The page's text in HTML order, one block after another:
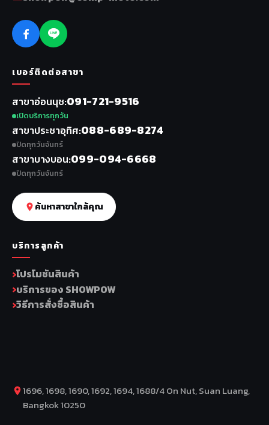
เบอร์ติดต่อสาขา
สาขาอ่อนนุช 091-721-9516
เปิดบริการทุกวัน
สาขาประชาอุทิศ 088-689-8274
ปิดทุกวันจันทร์
สาขาบางบอน 099-094-6668
ปิดทุกวันจันทร์
ค้นหาสาขาใกล้คุณ
บริการลูกค้า
โปรโมชันสินค้า
บริการของ SHOWPOW
วิธีการสั่งซื้อสินค้า
1696, 1698, 1690, 1692, 1694, 1688/4 On Nut, Suan Luang,
Bangkok 10250